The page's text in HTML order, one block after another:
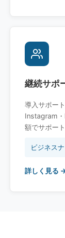
継続サポ
導入サポー
Instagram・
額でサポート
ビジネス
詳しく見る